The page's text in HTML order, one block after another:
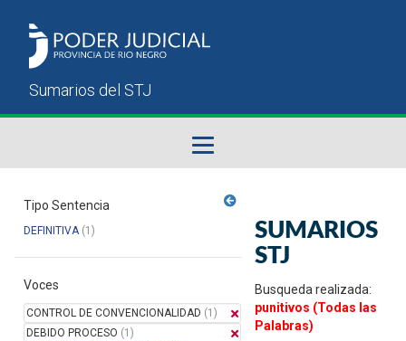
Sumarios del STJ
Manual del Usuario
Tipo Sentencia
DEFINITIVA(1)
Voces
CONTROL DE CONVENCIONALIDAD (1)
DEBIDO PROCESO (1)
SUMARIOS
STJ
Busqueda realizada:
punitivos (Todas las
Palabras)